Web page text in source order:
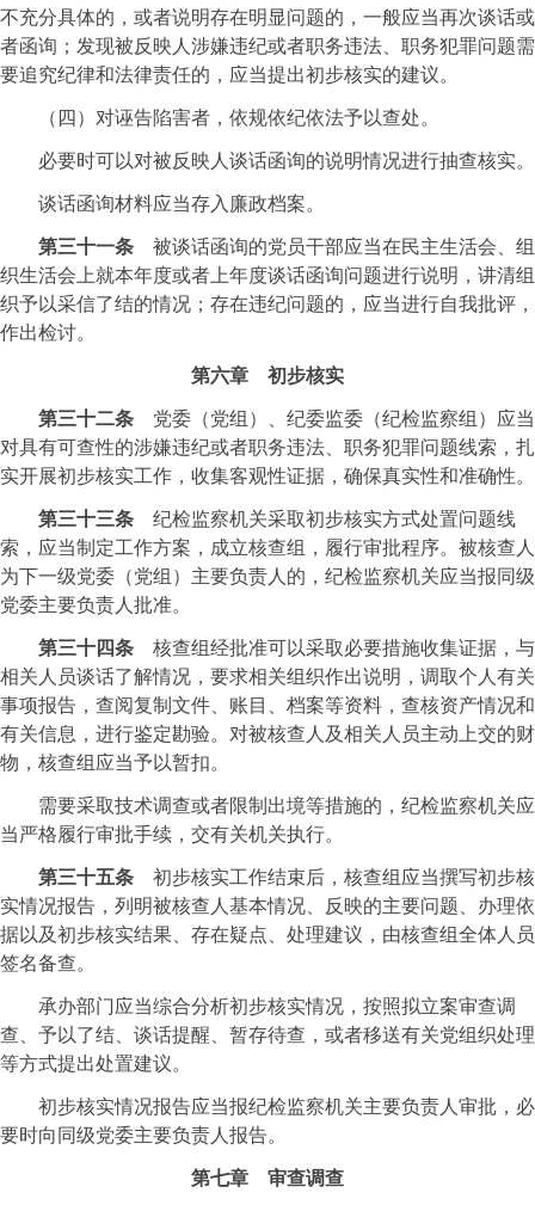
不充分具体的，或者说明存在明显问题的，一般应当再次谈话或
者函询；发现被反映人涉嫌违纪或者职务违法、职务犯罪问题需
要追究纪律和法律责任的，应当提出初步核实的建议。
（四）对诬告陷害者，依规依纪依法予以查处。
必要时可以对被反映人谈话函询的说明情况进行抽查核实。
谈话函询材料应当存入廉政档案。
第三十一条 被谈话函询的党员干部应当在民主生活会、组
织生活会上就本年度或者上年度谈话函询问题进行说明，讲清组
织予以采信了结的情况；存在违纪问题的，应当进行自我批评，
作出检讨。
第六章 初步核实
第三十二条 党委（党组）、纪委监委（纪检监察组）应当
对具有可查性的涉嫌违纪或者职务违法、职务犯罪问题线索，扎
实开展初步核实工作，收集客观性证据，确保真实性和准确性。
第三十三条 纪检监察机关采取初步核实方式处置问题线
索，应当制定工作方案，成立核查组，履行审批程序。被核查人
为下一级党委（党组）主要负责人的，纪检监察机关应当报同级
党委主要负责人批准。
第三十四条 核查组经批准可以采取必要措施收集证据，与
相关人员谈话了解情况，要求相关组织作出说明，调取个人有关
事项报告，查阅复制文件、账目、档案等资料，查核资产情况和
有关信息，进行鉴定勘验。对被核查人及相关人员主动上交的财
物，核查组应当予以暂扣。
需要采取技术调查或者限制出境等措施的，纪检监察机关应
当严格履行审批手续，交有关机关执行。
第三十五条 初步核实工作结束后，核查组应当撰写初步核
实情况报告，列明被核查人基本情况、反映的主要问题、办理依
据以及初步核实结果、存在疑点、处理建议，由核查组全体人员
签名备查。
承办部门应当综合分析初步核实情况，按照拟立案审查调
查、予以了结、谈话提醒、暂存待查，或者移送有关党组织处理
等方式提出处置建议。
初步核实情况报告应当报纪检监察机关主要负责人审批，必
要时向同级党委主要负责人报告。
第七章 审查调查